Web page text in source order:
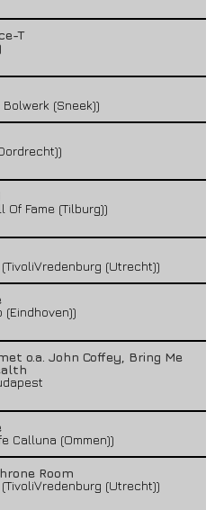
T
(Sneek))
Of Fame (Tilburg))
(Utrecht))
(Eindhoven))
o.a. John Coffey, Bring Me
Calluna (Ommen))
Room
(Utrecht))